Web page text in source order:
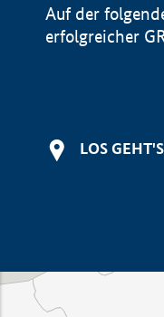
Auf der
erfolgreicher
LOS GEHT'S